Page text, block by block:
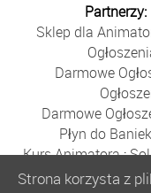
Partnerzy:
Sklep dla
Darmowe
Darmowe
Płyn do Baniek
Kurs Animatora:
Strona korzysta z